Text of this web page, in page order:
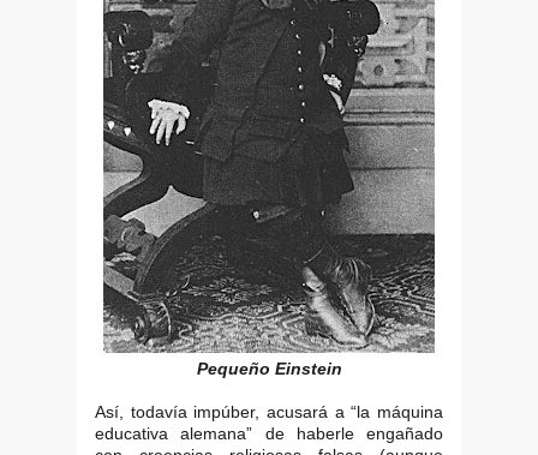
Pequeño Einstein
Así, todavía impúber, acusará a “la máquina
educativa alemana” de haberle engañado